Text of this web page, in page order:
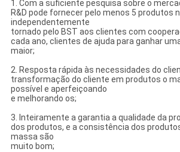
1. Com a suficiente pesquisa sobre o
R&D pode fornecer pelo menos 5 produtos
independentemente
tornado pelo BST aos clientes com
cada ano, clientes de ajuda para ganhar
maior;
2. Resposta rápida às necessidades do
transformação do cliente em produtos o
possível e aperfeiçoando
e melhorando os;
3. Inteiramente a garantia a qualidade da
dos produtos, e a consistência dos
massa são
muito bom;